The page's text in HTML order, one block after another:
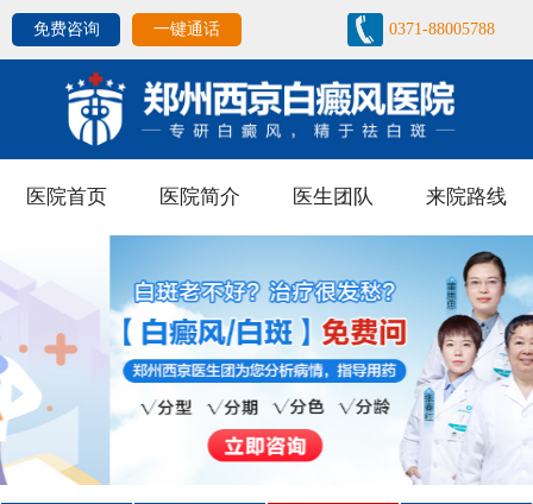
免费咨询 一键通话 0371-88005788
医院首页 医院简介 医生团队 来院路线